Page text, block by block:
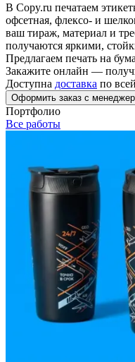
Клуб привилегий
Вакансии
О компании
Написать директору
Арендодателям
Франшиза
Контакты
В Copy.ru печатаем
офсетная, флексо- и
ваш тираж, материал и
получаются яркими,
Предлагаем печать на
Закажите онлайн —
Доступна доставка по
Оформить заказ с
Портфолио
Все работы